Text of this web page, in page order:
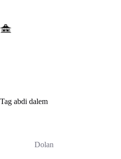
Tag abdi dalem
Dolan